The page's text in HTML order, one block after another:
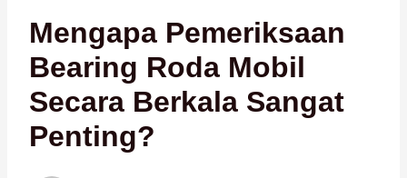
Mengapa Pemeriksaan
Bearing Roda Mobil
Secara Berkala Sangat
Penting?